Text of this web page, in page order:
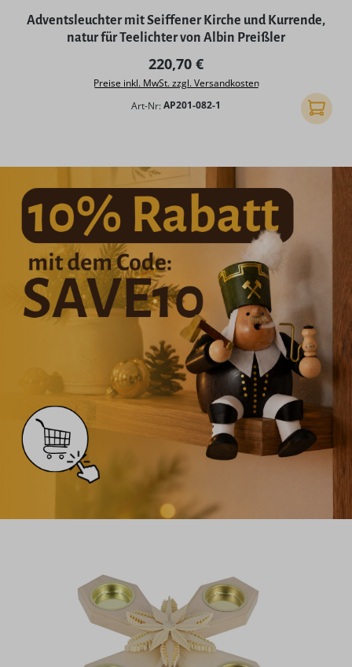
Durchschnittliche Bewertung von 5 von 5 Sternen
Adventsleuchter mit Seiffener Kirche und Kurrende,
natur für Teelichter von Albin Preißler
Regulärer Preis:
220,70 €
Preise inkl. MwSt. zzgl. Versandkosten
Art-Nr:AP201-082-1 In den